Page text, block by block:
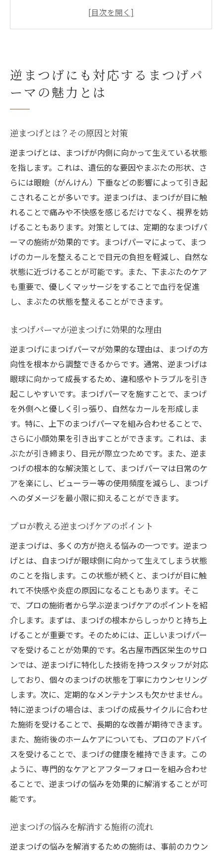
プロが教える逆まつげケアのポイント
小顔効果を引き出すまつげパーマの秘密
まつげパーマが小顔効果に繋がる理由
小顔効果を最大化するための施術ポイント
まつげパーマと他の美容施術のコラボレー
ション
実際に小顔効果を実感したお客様の声
上下まつげパーマで理想の目元を手に入れる方
法
上下まつげパーマの施術プロセス
理想の目元を実現するためのデザイン選び
上下別々のカールで目元を強調するテクニ
ック
施術後の目元ケアの重要性
まつげパーマ後のメイクのコツ
プロの施術でまつげを美しく仕上げる重要性
プロが施術するまつげパーマの安心感
美しい仕上がりを実現する技術
施術者とのコミュニケーションの重要性
プロの目で見る理想のまつげカール
長持ちする施術を受けるためのポイント
プロが推奨するアフターケアの方法
名古屋市西区栄生で選ばれる理由とその魅力
名古屋市西区栄生の地域特性とサロン選び
地域密着型サロンの安心感
サロン選びで重視すべきポイント
名古屋市西区栄生でのまつげパーマ体験談
地元で愛される理由を探る
完全個室で受けるまつげパーマの贅沢体験
完全個室が提供するプライベート空間の魅
力
リラックスして施術を受ける秘訣
プライバシーを守るための工夫
贅沢な時間を感じる空間設計
個室施術での安心感とメリット
施術中にリラックスするためのポイント
逆まつげに悩む方必見のまつげパーマ施術
逆まつげ改善のための施術方法
まつげパーマで得られる効果とは
施術前のカウンセリングの重要性
逆まつげの悩みを持つ方へのアドバイス
お問い合わせ前に知っておきたいまつげパーマ
逆まつげにも対応するまつげパ
ーマの魅力とは
逆まつげとは？その原因と対策
逆まつげとは、まつげが内側に向かって生えている状態
を指します。これは、遺伝的な要因やまぶたの形状、さ
らには眼瞼（がんけん）下垂などの影響によって引き起
こされることが多いです。逆まつげは、まつげが目に触
れることで痛みや不快感を感じるだけでなく、視界を妨
げることもあります。対策としては、定期的なまつげパ
ーマの施術が効果的です。まつげパーマによって、まつ
げのカールを整えることで目元の負担を軽減し、自然な
状態に近づけることが可能です。また、下まぶたのケア
も重要で、優しくマッサージをすることで血行を促進
し、まぶたの状態を整えることができます。
まつげパーマが逆まつげに効果的な理由
逆まつげにまつげパーマが効果的な理由は、まつげの方
向性を根本から調整できるからです。通常、逆まつげは
眼球に向かって成長するため、違和感やトラブルを引き
起こしやすいです。まつげパーマを施すことで、まつげ
を外側へと優しく引っ張り、自然なカールを形成しま
す。特に、上下のまつげパーマを組み合わせることで、
さらに小顔効果を引き出すことができます。これは、ま
ぶたが引き締まり、目元が際立つためです。また、逆ま
つげの根本的な解決策として、まつげパーマは日常のケ
アを楽にし、ビューラー等の使用頻度を減らし、まつげ
へのダメージを最小限に抑えることができます。
プロが教える逆まつげケアのポイント
逆まつげは、多くの方が抱える悩みの一つです。逆まつ
げとは、自まつげが眼球側に向かって生えてしまう状態
のことを指します。この状態が続くと、まつげが目に触
れて不快感や炎症の原因になることもあります。そこ
で、プロの施術者から学ぶ逆まつげケアのポイントを紹
介します。まずは、まつげの根本からしっかりと持ち上
げることが重要です。そのためには、正しいまつげパー
マを受けることが効果的です。名古屋市西区栄生のサロ
ンでは、逆まつげに特化した技術を持つスタッフが対応
しており、個々のまつげの状態を丁寧にカウンセリング
します。次に、定期的なメンテナンスも欠かせません。
特に逆まつげの場合は、まつげの成長サイクルに合わせ
た施術を受けることで、長期的な改善が期待できます。
また、施術後のホームケアについても、プロのアドバイ
スを受けることで、まつげの健康を維持できます。この
ように、専門的なケアとアフターフォローを組み合わせ
ることで、逆まつげの悩みを効果的に解消することが可
能です。
逆まつげの悩みを解消する施術の流れ
逆まつげの悩みを解消するための施術は、事前のカウン